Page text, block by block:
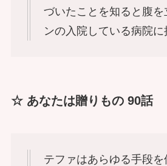
づいたことを知ると腹を
ンの入院している病院に
☆ あなたは贈りもの 90話
テファはあらゆる手段を